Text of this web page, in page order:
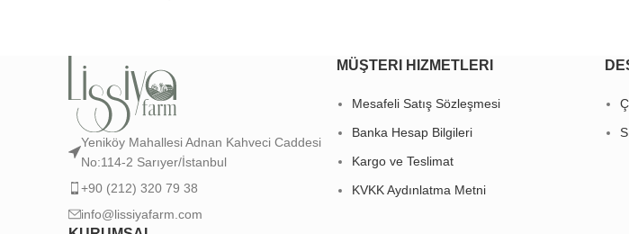
Yeniköy Mahallesi Adnan Kahveci Caddesi
No:114-2 Sarıyer/İstanbul
+90 (212) 320 79 38
info@lissiyafarm.com
MÜŞTERI HIZMETLERI
Mesafeli Satış Sözleşmesi
Banka Hesap Bilgileri
Kargo ve Teslimat
KVKK Aydınlatma Metni